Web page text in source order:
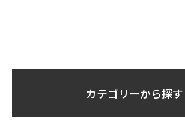
カテゴリーから探す